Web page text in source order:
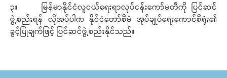
၃။ မြန်မာနိုင်ငံလူငယ်ရေးရာလုပ်ငန်းကော်မတီကို ပြင်ဆင်
ဖွဲ့စည်းရန် လိုအပ်ပါက နိုင်ငံတော်စီမံ အုပ်ချုပ်ရေးကောင်စီရုံး၏
ခွင့်ပြုချက်ဖြင့် ပြင်ဆင်ဖွဲ့စည်းနိုင်သည်။